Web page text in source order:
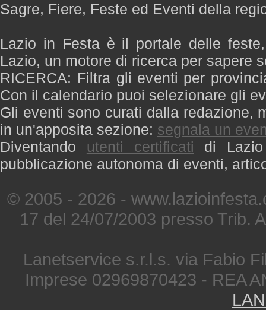
Sagre, Fiere, Feste ed Eventi della
Lazio in Festa è il portale delle
Lazio, un motore di ricerca per sapere
RICERCA: Filtra gli eventi per
Con il calendario puoi selezionare gli
Gli eventi sono curati dalla redazione,
in un'apposita sezione: segnala un
Diventando utenti certificati di
pubblicazione autonoma di eventi,
© 2005 - 2026 -
17 del 24/07/2003 presso Trib.
Lanetservice s.r.l.s. via Fabio
Imprese 02969870423 - REA